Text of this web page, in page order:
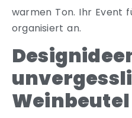
warmen Ton. Ihr Event
organisiert an.